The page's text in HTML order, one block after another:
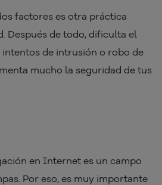
factores es otra práctica
Después de todo, dificulta el
de intrusión o robo de
mucho la seguridad de tus
en Internet es un campo
Por eso, es muy importante